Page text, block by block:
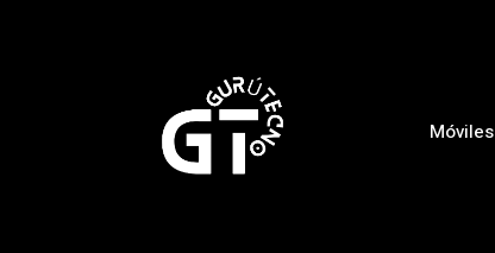
Móviles